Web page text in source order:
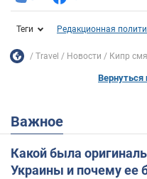
Теги Редакционная
Travel Новости Кипр
Вернуться
Важное
Какой была
Украины и почему ее